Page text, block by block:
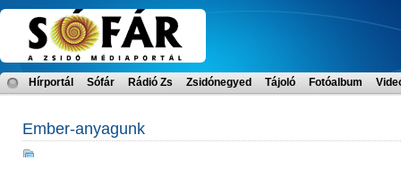
Hírportál Sófár Rádió Zs Zsidónegyed Tájoló Fotóalbum
Ember-anyagunk